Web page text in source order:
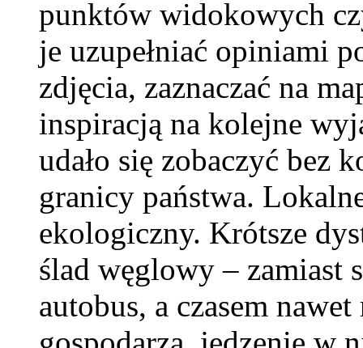
punktów widokowych
je uzupełniać opiniami
zdjęcia, zaznaczać na
inspiracją na kolejne
udało się zobaczyć bez
granicy państwa.
ekologiczny. Krótsze
ślad węglowy – zamiast
autobus, a czasem